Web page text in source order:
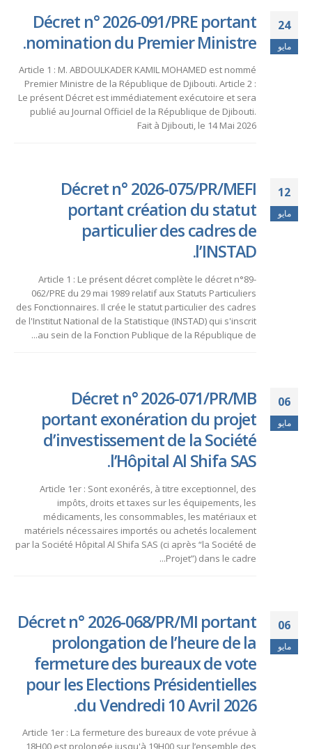
24
مايو
Décret n° 2026-091/PRE portant
nomination du Premier Ministre.
Article 1 : M. ABDOULKADER KAMIL MOHAMED est nommé
Premier Ministre de la République de Djibouti. Article 2 :
Le présent Décret est immédiatement exécutoire et sera
publié au Journal Officiel de la République de Djibouti.
Fait à Djibouti, le 14 Mai 2026
12
مايو
Décret n° 2026-075/PR/MEFI
portant création du statut
particulier des cadres de
l’INSTAD.
Article 1 : Le présent décret complète le décret n°89-
062/PRE du 29 mai 1989 relatif aux Statuts Particuliers
des Fonctionnaires. Il crée le statut particulier des cadres
de l'Institut National de la Statistique (INSTAD) qui s'inscrit
au sein de la Fonction Publique de la République de...
06
مايو
Décret n° 2026-071/PR/MB
portant exonération du projet
d’investissement de la Société
l’Hôpital Al Shifa SAS.
Article 1er : Sont exonérés, à titre exceptionnel, des
impôts, droits et taxes sur les équipements, les
médicaments, les consommables, les matériaux et
matériels nécessaires importés ou achetés localement
par la Société Hôpital Al Shifa SAS (ci après “la Société de
Projet”) dans le cadre...
06
مايو
Décret n° 2026-068/PR/MI portant
prolongation de l’heure de la
fermeture des bureaux de vote
pour les Elections Présidentielles
du Vendredi 10 Avril 2026.
Article 1er : La fermeture des bureaux de vote prévue à